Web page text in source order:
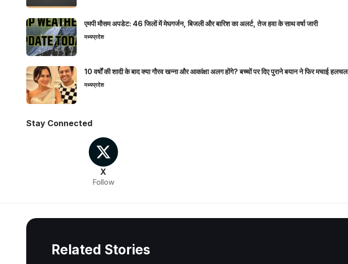
एमपी मौसम अपडेट: 46 जिलों में मेघगर्जन, बिजली और बारिश का अलर्ट, तेज हवा के साथ वर्षा जारी
मध्यप्रदेश
10 वर्षों की शादी के बाद क्या गौरव खन्ना और आकांक्षा अलग होंगे? बच्चों पर दिए पुराने बयान ने फिर मचाई हलचल
मध्यप्रदेश
Stay Connected
X
Follow
Related Stories